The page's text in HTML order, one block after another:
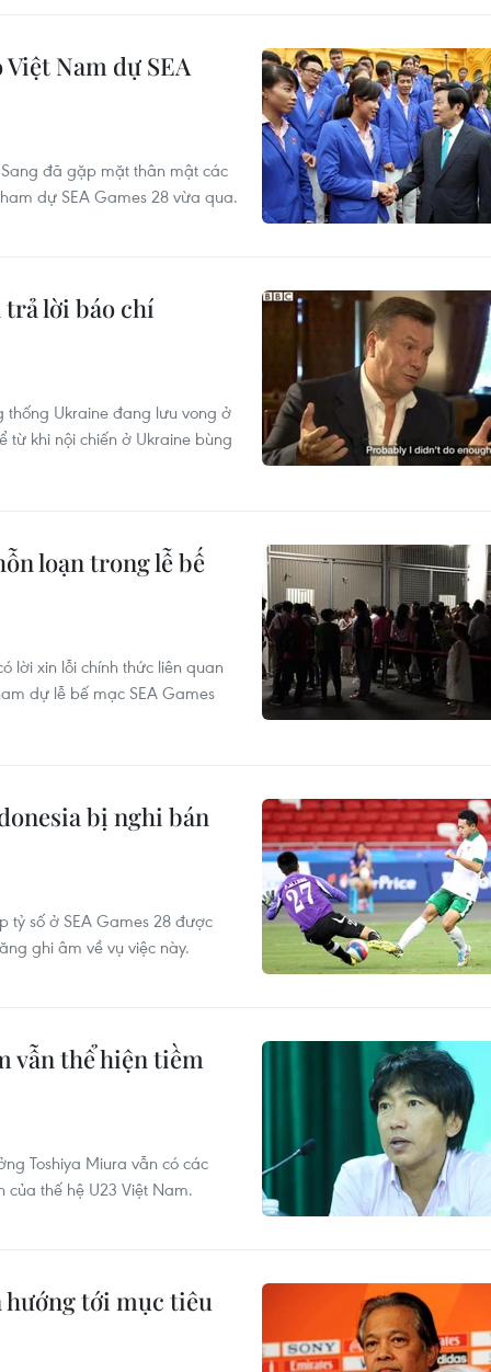
Nam dự SEA
đã gặp mặt thân mật các
dự SEA Games 28 vừa qua.
lời báo chí
thống Ukraine đang lưu vong ở
từ khi nội chiến ở Ukraine bùng
loạn trong lễ bế
lời xin lỗi chính thức liên quan
dự lễ bế mạc SEA Games
bị nghi bán
tỷ số ở SEA Games 28 được
ghi âm về vụ việc này.
vẫn thể hiện tiềm
Toshiya Miura vẫn có các
thế hệ U23 Việt Nam.
hướng tới mục tiêu